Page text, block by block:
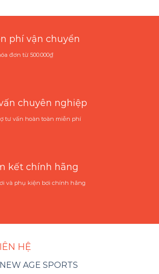
phí vận chuyển
đơn từ 500.000₫
chuyên nghiệp
tư vấn hoàn toàn miễn phí
kết chính hãng
và phụ kiện bơi chính hãng
HỆ
AGE SPORTS